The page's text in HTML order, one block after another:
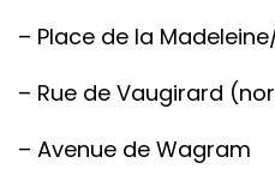
– Place de la
– Rue de Vaugirard
– Avenue de Wagram